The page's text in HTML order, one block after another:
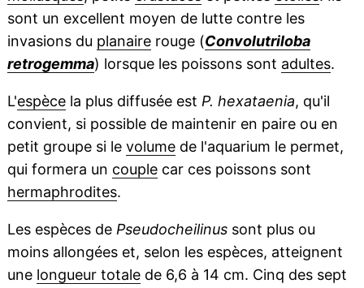
sont un excellent moyen de lutte contre les
invasions du planairerouge (Convolutriloba
retrogemma) lorsque les poissons sont adultes.
L'espècela plus diffusée est P. hexataenia, qu'il
convient, si possible de maintenir en paire ou en
petit groupe si le volumede l'aquarium le permet,
qui formera un couplecar ces poissons sont
hermaphrodites.
Les espèces de Pseudocheilinussont plus ou
moins allongées et, selon les espèces, atteignent
une longueur totalede 6,6 à 14 cm. Cinq des sept